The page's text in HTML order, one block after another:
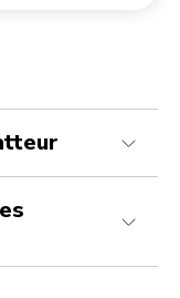
?
?